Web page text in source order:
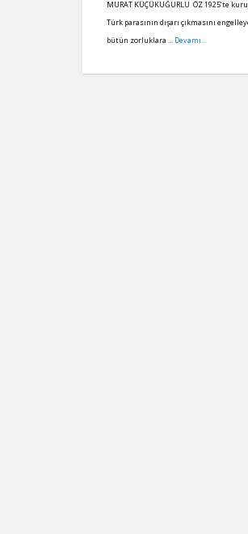
MURAT KÜÇÜKUĞURLU ÖZ 1925’te
Türk parasının dışarı çıkmasını
bütün zorluklara ... Devamı...